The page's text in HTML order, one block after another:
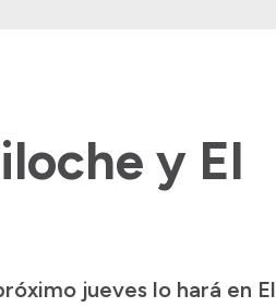
y El
jueves lo hará en El